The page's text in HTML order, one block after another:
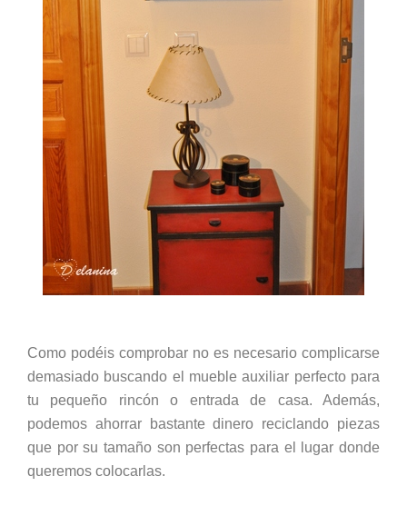
Como podéis comprobar no es necesario complicarse
demasiado buscando el mueble auxiliar perfecto para
tu pequeño rincón o entrada de casa. Además,
podemos ahorrar bastante dinero reciclando piezas
que por su tamaño son perfectas para el lugar donde
queremos colocarlas.